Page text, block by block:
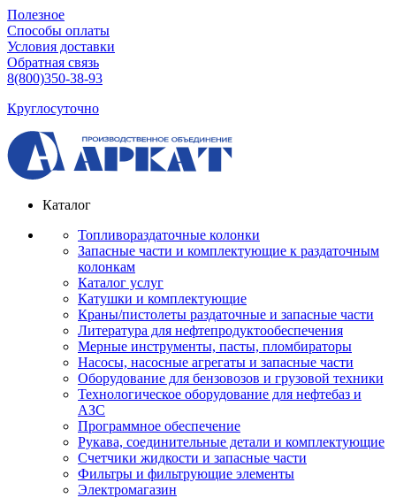
Полезное
Способы оплаты
Условия доставки
Обратная связь
8(800)350-38-93
Круглосуточно
Каталог
Топливораздаточные колонки
Запасные части и комплектующие к раздаточным
колонкам
Каталог услуг
Катушки и комплектующие
Краны/пистолеты раздаточные и запасные части
Литература для нефтепродуктообеспечения
Мерные инструменты, пасты, пломбираторы
Насосы, насосные агрегаты и запасные части
Оборудование для бензовозов и грузовой техники
Технологическое оборудование для нефтебаз и
АЗС
Программное обеспечение
Рукава, соединительные детали и комплектующие
Счетчики жидкости и запасные части
Фильтры и фильтрующие элементы
Электромагазин